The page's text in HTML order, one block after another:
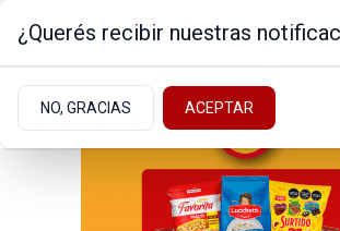
¿Querés recibir nuestras
NO, GRACIAS ACEPTAR